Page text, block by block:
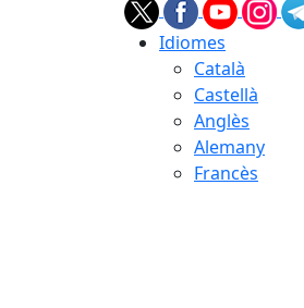
Idiomes
Català
Castellà
Anglès
Alemany
Francès